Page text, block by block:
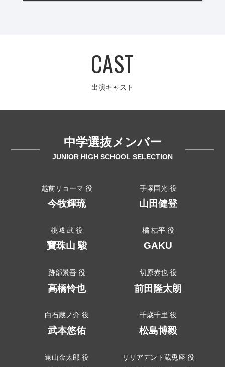
CAST
出演キャスト
中学選抜メンバー
JUNIOR HIGH SCHOOL SELECTION
越前リョーマ 役
今牧輝琉
手塚国光 役
山田健登
桃城 武 役
寶珠山 駿
橘 桔平 役
GAKU
跡部景吾 役
高橋怜也
切原赤也 役
前田隆太朗
白石蔵ノ介 役
武本悠佑
千歳千里 役
松島博毅
遠山金太郎 役 リリアデント蔵兎座 役